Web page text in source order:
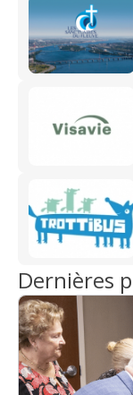
Dernières